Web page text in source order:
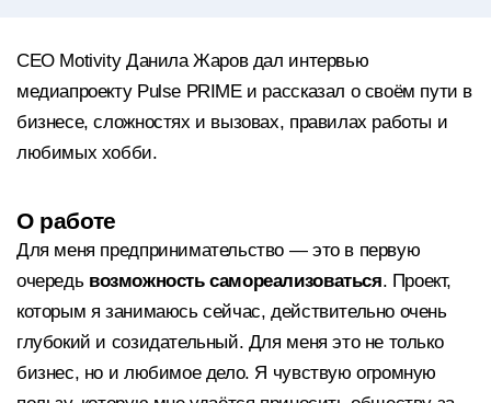
СЕО Motivity Данила Жаров дал интервью
медиапроекту Pulse PRIME и рассказал о своём пути в
бизнесе, сложностях и вызовах, правилах работы и
любимых хобби.
О работе
Для меня предпринимательство — это в первую
очередь возможность самореализоваться. Проект,
которым я занимаюсь сейчас, действительно очень
глубокий и созидательный. Для меня это не только
бизнес, но и любимое дело. Я чувствую огромную